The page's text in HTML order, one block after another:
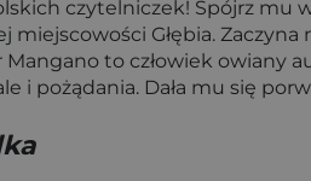
czytelniczek! Spójrz
Głębia.
to człowiek owiany
pożądania. Dała mu się